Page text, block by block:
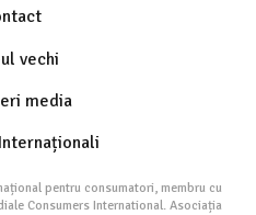
vechi
media
pentru consumatori, membru cu
Consumers International. Asociația